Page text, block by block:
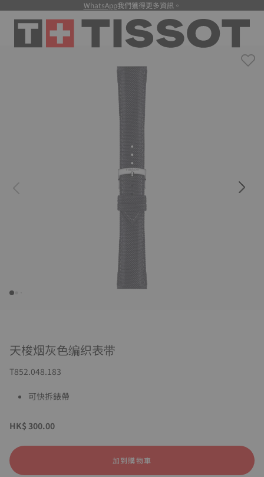
WhatsApp我們獲得更多資訊。
天梭烟灰色编织表带
T852.048.183
可快拆錶帶
HK$ 300.00
加到購物車